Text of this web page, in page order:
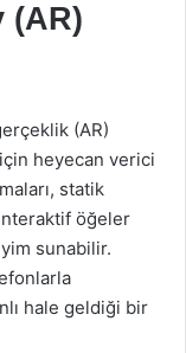
(AR)
(AR)
heyecan verici
statik
öğeler
sunabilir.
hale geldiği bir